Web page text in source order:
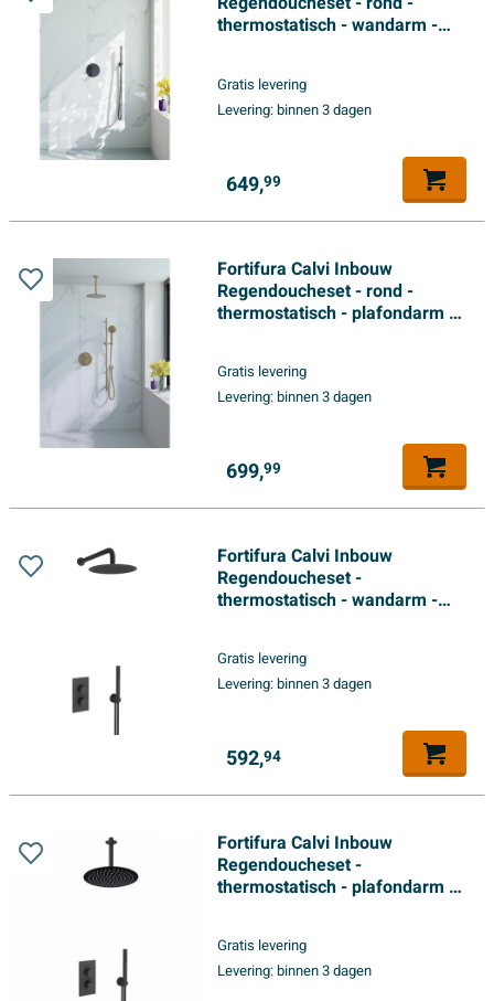
thermostatisch - wandarm -
doucheslang - Geborsteld
Gunmetal PVD
Gratis levering
Levering:binnen 3 dagen
649,99
Fortifura Calvi Inbouw
Regendoucheset - rond -
thermostatisch - plafondarm -
Geborsteld Messing PVD
(Goud)
Gratis levering
Levering:binnen 3 dagen
699,99
Fortifura Calvi Inbouw
Regendoucheset -
thermostatisch - wandarm -
doucheslang - mat zwart
Gratis levering
Levering:binnen 3 dagen
592,94
Fortifura Calvi Inbouw
Regendoucheset -
thermostatisch - plafondarm -
doucheslang - mat zwart
Gratis levering
Levering:binnen 3 dagen